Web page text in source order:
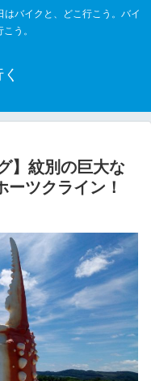
バイクと、どこ行こう。バイ
う。
】紋別の巨大な
ツクライン！